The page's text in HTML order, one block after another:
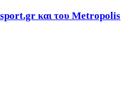
και του Metropolis